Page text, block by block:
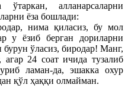
алланарсаларни
ёза бошлади:
нима қиласиз, бу мол
у ёзиб берган дориларни
ўласиз, биродар! Манг,
24 соат ичида тузалиб
ламан-да, эшакка охур
қўл ҳаққи олмайман.